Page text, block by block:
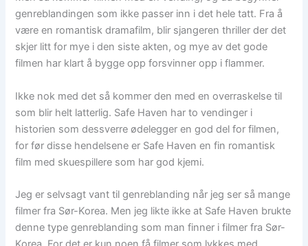
genreblandingen som ikke passer inn i det hele tatt. Fra å
være en romantisk dramafilm, blir sjangeren thriller der det
skjer litt for mye i den siste akten, og mye av det gode
filmen har klart å bygge opp forsvinner opp i flammer.
Ikke nok med det så kommer den med en overraskelse til
som blir helt latterlig. Safe Haven har to vendinger i
historien som dessverre ødelegger en god del for filmen,
for før disse hendelsene er Safe Haven en fin romantisk
film med skuespillere som har god kjemi.
Jeg er selvsagt vant til genreblanding når jeg ser så mange
filmer fra Sør-Korea. Men jeg likte ikke at Safe Haven brukte
denne type genreblanding som man finner i filmer fra Sør-